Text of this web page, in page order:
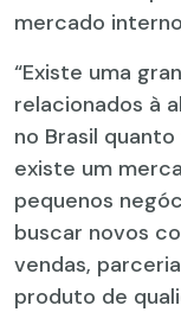
mercado
“Existe uma
relacionados à
no Brasil
existe um
pequenos
buscar novos
vendas,
produto de